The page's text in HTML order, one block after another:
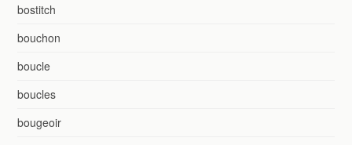
bostitch
bouchon
boucle
boucles
bougeoir